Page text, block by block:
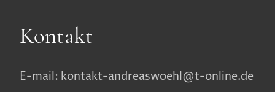
Kontakt
E-mail: kontakt-andreaswoehl@t-online.de